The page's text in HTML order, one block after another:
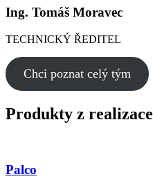
Ing. Tomáš Moravec
TECHNICKÝ ŘEDITEL
Chci poznat celý tým
Produkty z realizace
Palco